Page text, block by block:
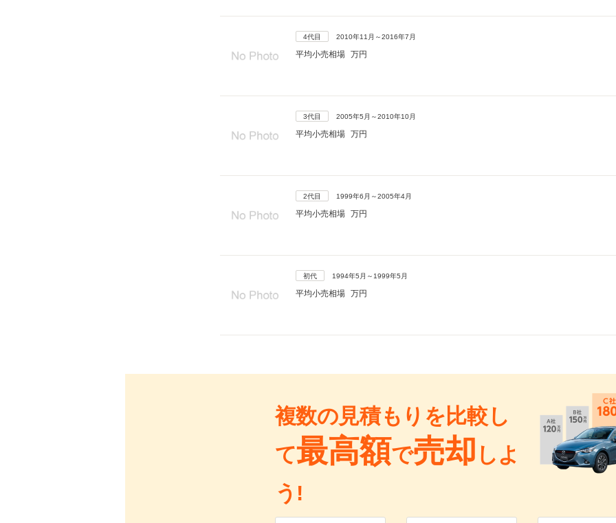
4代目 2010年11月～2016年7月
平均小売相場 万円
3代目 2005年5月～2010年10月
平均小売相場 万円
2代目 1999年6月～2005年4月
平均小売相場 万円
初代 1994年5月～1999年5月
平均小売相場 万円
複数の見積もりを比較し
て最高額で売却 しよ
う!